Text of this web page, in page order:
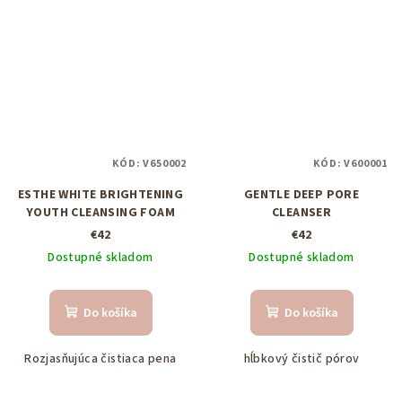
ESTHE WHITE BRIGHTENING
YOUTH CLEANSING FOAM
€42
Dostupné skladom
Do košíka
Rozjasňujúca čistiaca pena
KÓD:V650002
GENTLE DEEP PORE
CLEANSER
€42
Dostupné skladom
Do košíka
hĺbkový čistič pórov
KÓD:V600001